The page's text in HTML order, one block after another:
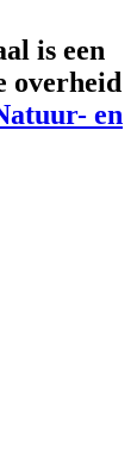
is een
overheid
en